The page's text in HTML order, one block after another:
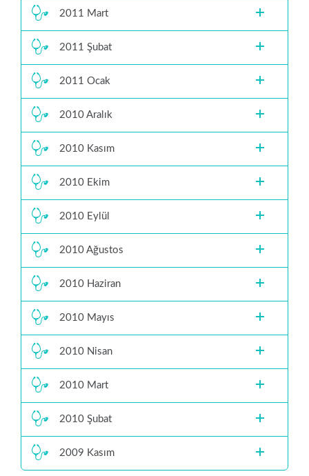
2011 Mart
2011 Şubat
2011 Ocak
2010 Aralık
2010 Kasım
2010 Ekim
2010 Eylül
2010 Ağustos
2010 Haziran
2010 Mayıs
2010 Nisan
2010 Mart
2010 Şubat
2009 Kasım